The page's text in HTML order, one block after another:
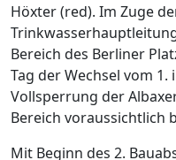
Höxter (red). Im Zuge
Bereich des Berliner
Tag der Wechsel vom
Vollsperrung der
Bereich voraussichtlich
Mit Beginn des 2.